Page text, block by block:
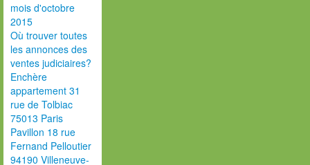
mois d'octobre
2015
Où trouver toutes
les annonces des
ventes judiciaires?
Enchère
appartement 31
rue de Tolbiac
75013 Paris
Pavillon 18 rue
Fernand Pelloutier
94190 Villeneuve-